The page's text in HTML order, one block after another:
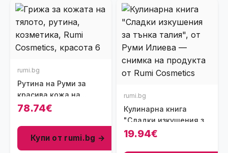
rumi.bg
Рутина на Руми за
красива кожа на
тялото
78.74€
Купи от rumi.bg →
rumi.bg
Кулинарна книга
"Сладки изкушения за
тънка талия", от Руми
19.94€